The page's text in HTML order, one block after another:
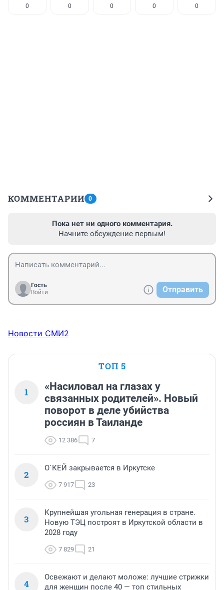
0 0 0 0 0
КОММЕНТАРИИ 0
Пока нет ни одного комментария.
Начните обсуждение первым!
Гость
Войти
Отправить
Новости СМИ2
ТОП 5
1
«Насиловал на глазах у
связанных родителей». Новый
поворот в деле убийства
россиян в Таиланде
12 386 7
2
О`КЕЙ закрывается в Иркутске
7 917 23
3
Крупнейшая угольная генерация в стране.
Новую ТЭЦ построят в Иркутской области в
2028 году
7 829 21
4
Освежают и делают моложе: лучшие стрижки
для женщин после 40 — топ стильных